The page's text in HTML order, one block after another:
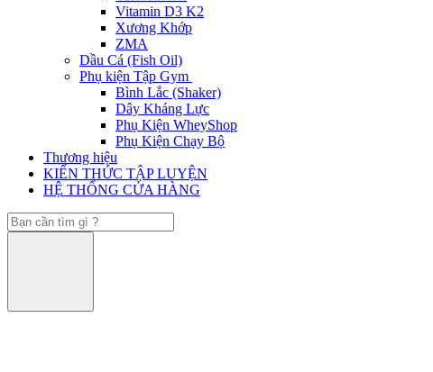
Vitamin D3 K2
Xương Khớp
ZMA
Dầu Cá (Fish Oil)
Phụ kiện Tập Gym
Bình Lắc (Shaker)
Dây Kháng Lực
Phụ Kiện WheyShop
Phụ Kiện Chạy Bộ
Thương hiệu
KIẾN THỨC TẬP LUYỆN
HỆ THỐNG CỬA HÀNG